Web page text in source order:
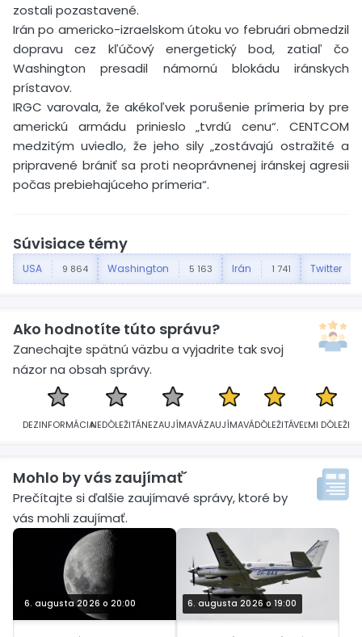
zostali pozastavené.
Irán po americko-izraelskom útoku vo februári obmedzil
dopravu cez kľúčový energetický bod, zatiaľ čo
Washington presadil námornú blokádu iránskych
prístavov.
IRGC varovala, že akékoľvek porušenie prímeria by pre
americkú armádu prinieslo „tvrdú cenu“. CENTCOM
medzitým uviedlo, že jeho sily „zostávajú ostražité a
pripravené brániť sa proti neoprávnenej iránskej agresii
počas prebiehajúceho prímeria“.
Súvisiace témy
USA 9 864 Washington 5 163 Irán 1 741 Twitter
Ako hodnotíte túto správu?
Zanechajte spätnú väzbu a vyjadrite tak svoj
názor na obsah správy.
DEZINFORMÁCIANEDÔLEŽITÁNEZAUJÍMAVÁZAUJÍMAVÁDÔLEŽITÁVEĽMI DÔLEŽITÁ
Mohlo by vás zaujímať´
Prečítajte si ďalšie zaujímavé správy, ktoré by
vás mohli zaujímať.
6. augusta 2026 o 20:00 6. augusta 2026 o 19:00